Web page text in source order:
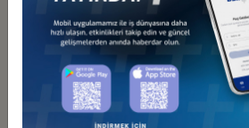
Türkiye - Japonya
İş Konseyi